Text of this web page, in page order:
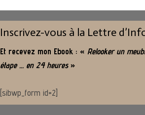
Inscrivez-vous à la Lettre
Et recevez mon Ebook : «Relooker un
étape … en 24 heures»
[sibwp_form id=2]